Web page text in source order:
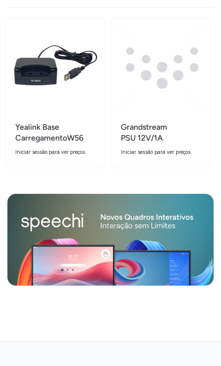
Yealink Base
CarregamentoW56
Iniciar sessão para ver preços.
Grandstream
PSU 12V/1A
Iniciar sessão para ver preços.